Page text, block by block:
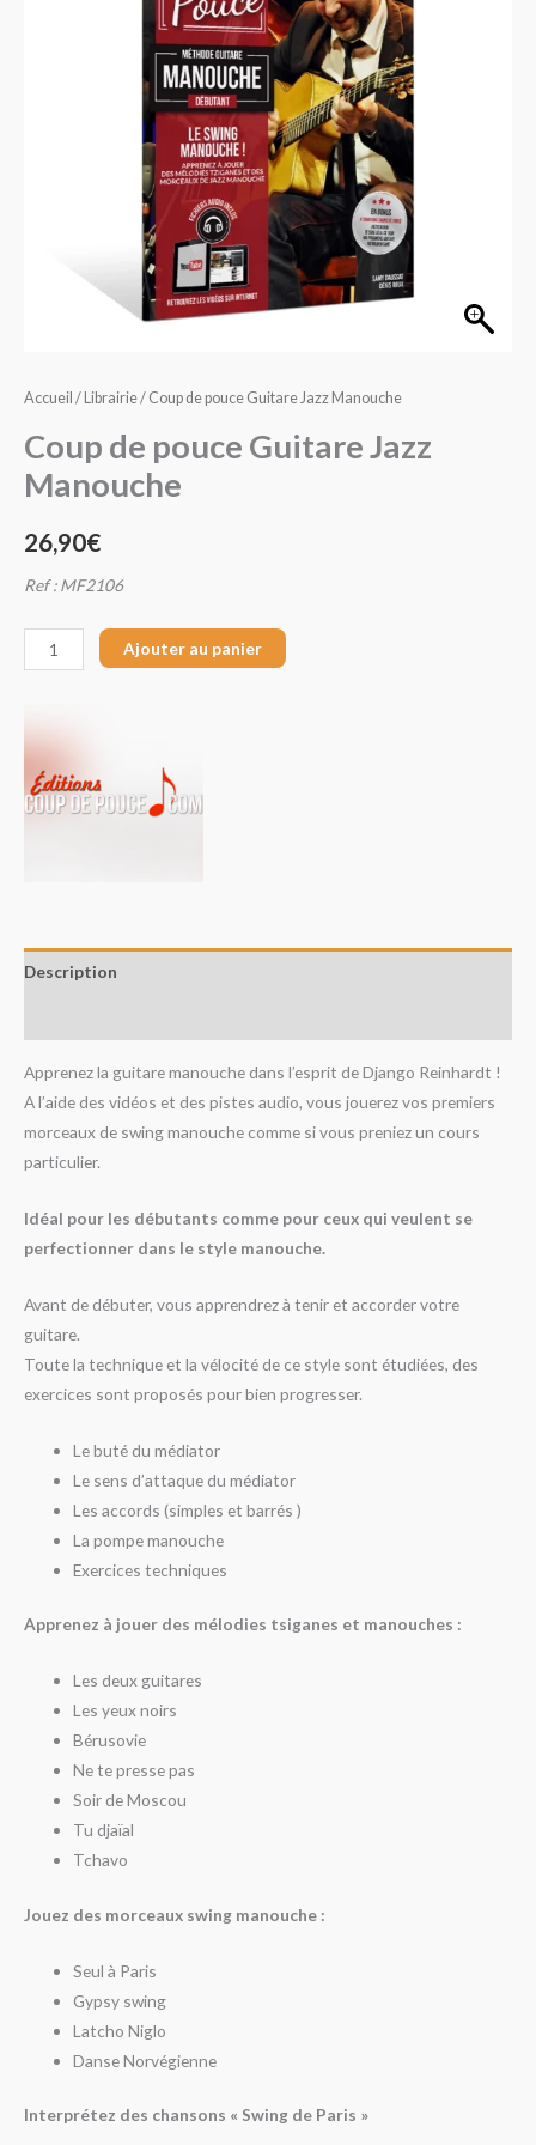
Accueil / Librairie/ Coup de pouce Guitare Jazz Manouche
Coup de pouce Guitare Jazz
Manouche
26,90€
Ref : MF2106
Ajouter au panier
Description
Apprenez la guitare manouche dans l’esprit de Django Reinhardt !
A l’aide des vidéos et des pistes audio, vous jouerez vos premiers
morceaux de swing manouche comme si vous preniez un cours
particulier.
Idéal pour les débutants comme pour ceux qui veulent se
perfectionner dans le style manouche.
Avant de débuter, vous apprendrez à tenir et accorder votre
guitare.
Toute la technique et la vélocité de ce style sont étudiées, des
exercices sont proposés pour bien progresser.
Le buté du médiator
Le sens d’attaque du médiator
Les accords (simples et barrés )
La pompe manouche
Exercices techniques
Apprenez à jouer des mélodies tsiganes et manouches :
Les deux guitares
Les yeux noirs
Bérusovie
Ne te presse pas
Soir de Moscou
Tu djaïal
Tchavo
Jouez des morceaux swing manouche :
Seul à Paris
Gypsy swing
Latcho Niglo
Danse Norvégienne
Interprétez des chansons « Swing de Paris »